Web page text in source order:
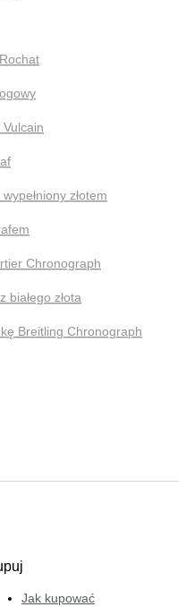
złotem
Chronograph
złota
Breitling Chronograph
Jak kupować